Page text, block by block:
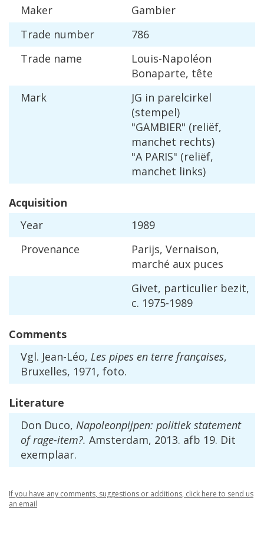
Maker
Gambier
Trade number
786
Trade name Louis-Napoléon
Bonaparte, tête
Mark
JG in parelcirkel
(stempel)
"GAMBIER" (reliëf,
manchet rechts)
"A PARIS" (reliëf,
manchet links)
Acquisition
Year
1989
Provenance
Parijs, Vernaison,
marché aux puces
Givet, particulier bezit,
c. 1975-1989
Comments
Vgl. Jean-Léo, Les pipes en terre françaises,
Bruxelles, 1971, foto.
Literature
Don Duco, Napoleonpijpen: politiek statement
of rage-item?. Amsterdam, 2013. afb 19. Dit
exemplaar.
Ifyou have any comments, suggestions or additions, click here to send us
an email